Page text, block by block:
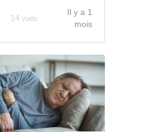
14 vues
Il y a 1
mois